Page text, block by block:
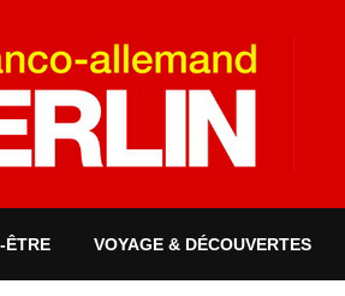
ÊTRE VOYAGE & DÉCOUVERTES